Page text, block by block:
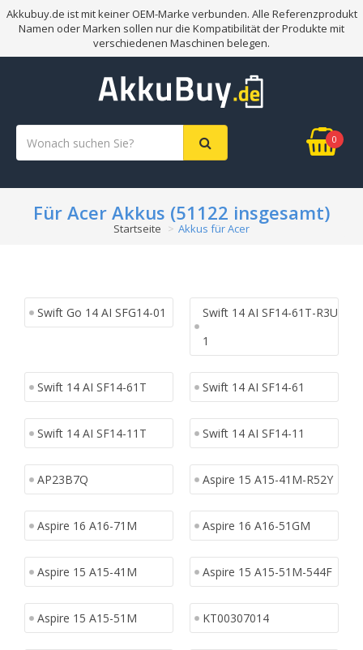
Akkubuy.de ist mit keiner OEM-Marke verbunden. Alle Referenzprodukt
Namen oder Marken sollen nur die Kompatibilität der Produkte mit
verschiedenen Maschinen belegen.
0
Für Acer Akkus (51122 insgesamt)
Startseite Akkus für Acer
Swift Go 14 AI SFG14-01
Swift 14 AI SF14-61T-R3U
1
Swift 14 AI SF14-61T Swift 14 AI SF14-61
Swift 14 AI SF14-11T Swift 14 AI SF14-11
AP23B7Q Aspire 15 A15-41M-R52Y
Aspire 16 A16-71M Aspire 16 A16-51GM
Aspire 15 A15-41M Aspire 15 A15-51M-544F
Aspire 15 A15-51M KT00307014